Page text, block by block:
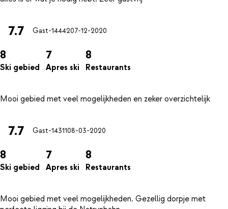
7.7 Gast-1444207-12-2020
8
Ski gebied
7
Apres ski
8
Restaurants
7.7 Gast-1431108-03-2020
8
Ski gebied
7
Apres ski
8
Restaurants
Mooi gebied met veel mogelijkheden. Gezellig dorpje met